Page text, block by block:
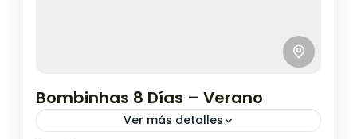
Bombinhas 8 Días – Verano
Ver más detalles